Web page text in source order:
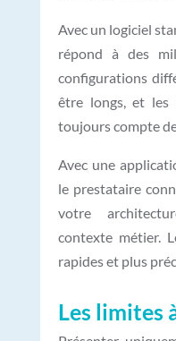
Avec un logiciel
répond à des
configurations
être longs, et les
toujours compte
Avec une
le prestataire
votre
contexte métier.
rapides et plus
Les limites